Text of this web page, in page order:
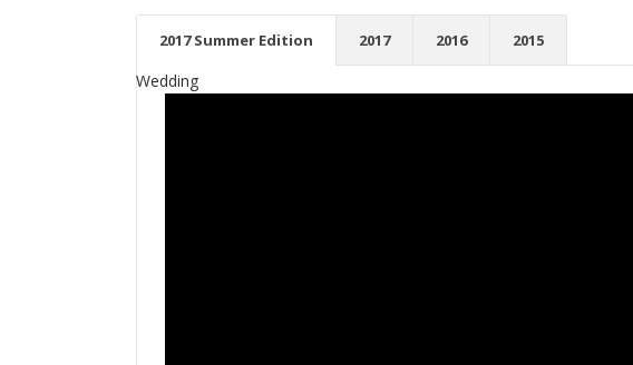
2017 Summer Edition 2017 2016 2015